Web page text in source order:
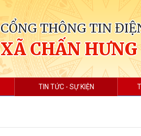
CỔNG THÔNG TIN
XÃ CHẤN HƯNG
TIN TỨC - SỰ KIỆN